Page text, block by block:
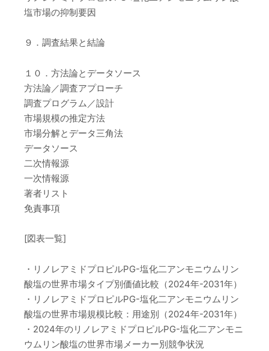
塩市場の抑制要因
９．調査結果と結論
１０．方法論とデータソース
方法論／調査アプローチ
調査プログラム／設計
市場規模の推定方法
市場分解とデータ三角法
データソース
二次情報源
一次情報源
著者リスト
免責事項
[図表一覧]
・リノレアミドプロピルPG-塩化二アンモニウムリン
酸塩の世界市場タイプ別価値比較（2024年-2031年）
・リノレアミドプロピルPG-塩化二アンモニウムリン
酸塩の世界市場規模比較：用途別（2024年-2031年）
・2024年のリノレアミドプロピルPG-塩化二アンモニ
ウムリン酸塩の世界市場メーカー別競争状況